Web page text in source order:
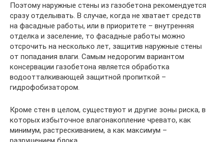
Поэтому наружные стены из газобетона рекомендуется
сразу отделывать. В случае, когда не хватает средств
на фасадные работы, или в приоритете – внутренняя
отделка и заселение, то фасадные работы можно
отсрочить на несколько лет, защитив наружные стены
от попадания влаги. Самым недорогим вариантом
консервации газобетона является обработка
водоотталкивающей защитной пропиткой –
гидрофобизатором.
Кроме стен в целом, существуют и другие зоны риска, в
которых избыточное влагонакопление чревато, как
минимум, растрескиванием, а как максимум –